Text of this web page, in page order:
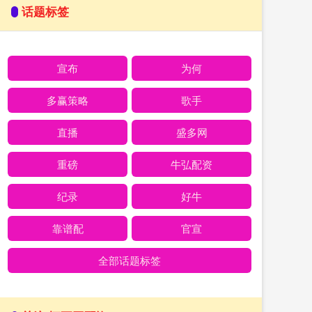
话题标签
宣布 为何
多赢策略 歌手
直播 盛多网
重磅 牛弘配资
纪录 好牛
靠谱配 官宣
全部话题标签